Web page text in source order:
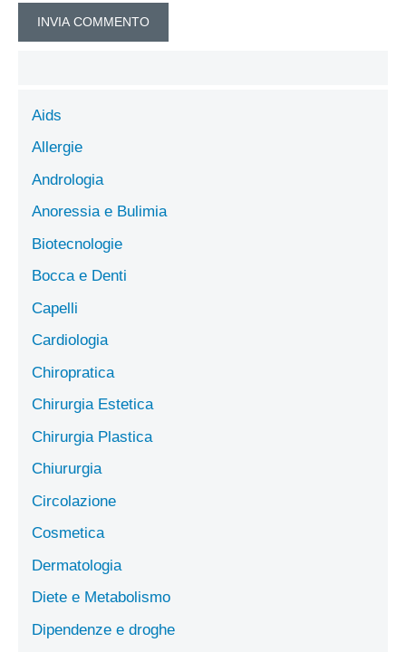
Aids
Allergie
Andrologia
Anoressia e Bulimia
Biotecnologie
Bocca e Denti
Capelli
Cardiologia
Chiropratica
Chirurgia Estetica
Chirurgia Plastica
Chiururgia
Circolazione
Cosmetica
Dermatologia
Diete e Metabolismo
Dipendenze e droghe